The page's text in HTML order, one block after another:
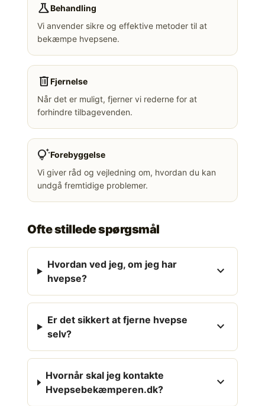
scienceBehandling
Vi anvender sikre og effektive metoder til at
bekæmpe hvepsene.
deleteFjernelse
Når det er muligt, fjerner vi rederne for at
forhindre tilbagevenden.
tips_and_updatesForebyggelse
Vi giver råd og vejledning om, hvordan du kan
undgå fremtidige problemer.
Ofte stillede spørgsmål
Hvordan ved jeg, om jeg har
hvepse?
expand_more
Er det sikkert at fjerne hvepse
selv?
expand_more
Hvornår skal jeg kontakte
Hvepsebekæmperen.dk?
expand_more